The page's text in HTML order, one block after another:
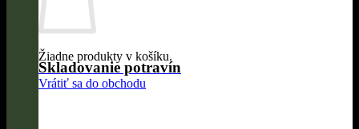
Žiadne produkty v košíku.
Vrátiť sa do obchodu
Skladovanie potravín